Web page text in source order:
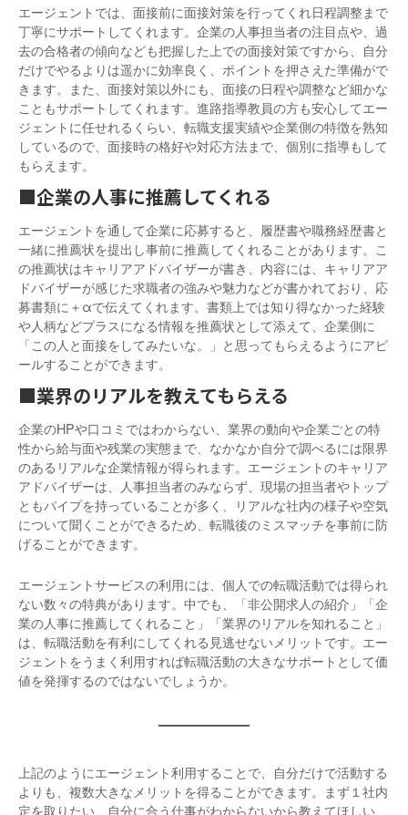
エージェントでは、面接前に面接対策を行ってくれ日程調整まで
丁寧にサポートしてくれます。企業の人事担当者の注目点や、過
去の合格者の傾向なども把握した上での面接対策ですから、自分
だけでやるよりは遥かに効率良く、ポイントを押さえた準備がで
きます。また、面接対策以外にも、面接の日程や調整など細かな
こともサポートしてくれます。進路指導教員の方も安心してエー
ジェントに任せれるくらい、転職支援実績や企業側の特徴を熟知
しているので、面接時の格好や対応方法まで、個別に指導もして
もらえます。
■企業の人事に推薦してくれる
エージェントを通して企業に応募すると、履歴書や職務経歴書と
一緒に推薦状を提出し事前に推薦してくれることがあります。こ
の推薦状はキャリアアドバイザーが書き、内容には、キャリアア
ドバイザーが感じた求職者の強みや魅力などが書かれており、応
募書類に＋αで伝えてくれます。書類上では知り得なかった経験
や人柄などプラスになる情報を推薦状として添えて、企業側に
「この人と面接をしてみたいな。」と思ってもらえるようにアピ
ールすることができます。
■業界のリアルを教えてもらえる
企業のHPや口コミではわからない、業界の動向や企業ごとの特
性から給与面や残業の実態まで、なかなか自分で調べるには限界
のあるリアルな企業情報が得られます。エージェントのキャリア
アドバイザーは、人事担当者のみならず、現場の担当者やトップ
ともパイプを持っていることが多く、リアルな社内の様子や空気
について聞くことができるため、転職後のミスマッチを事前に防
げることができます。
エージェントサービスの利用には、個人での転職活動では得られ
ない数々の特典があります。中でも、「非公開求人の紹介」「企
業の人事に推薦してくれること」「業界のリアルを知れること」
は、転職活動を有利にしてくれる見逃せないメリットです。エー
ジェントをうまく利用すれば転職活動の大きなサポートとして価
値を発揮するのではないでしょうか。
上記のようにエージェント利用することで、自分だけで活動する
よりも、複数大きなメリットを得ることができます。まず１社内
定を取りたい、自分に合う仕事がわからないから教えてほしい、